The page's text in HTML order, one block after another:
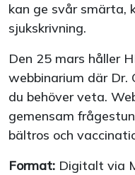
kan ge svår smärta,
sjukskrivning.
Den 25 mars håller
webbinarium där
du behöver veta.
gemensam
bältros och
Format: Digitalt via